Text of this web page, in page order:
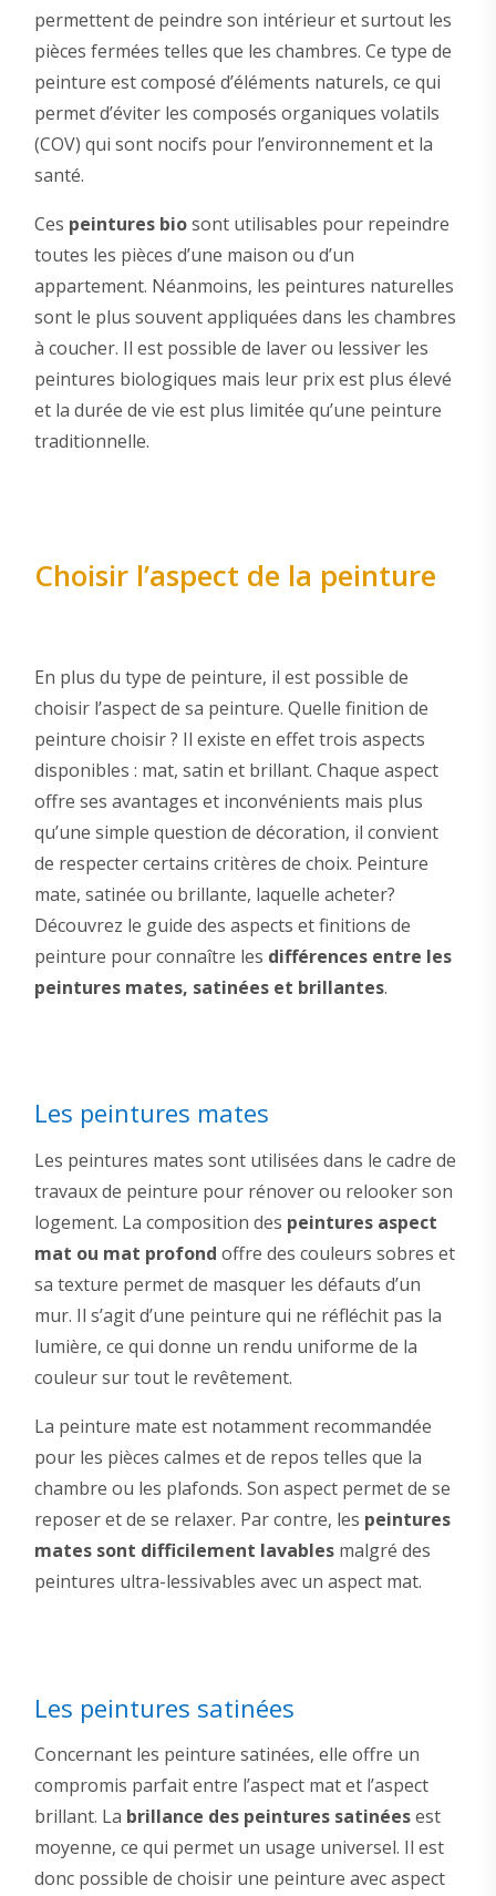
permettent de peindre son intérieur et surtout les
pièces fermées telles que les chambres. Ce type de
peinture est composé d’éléments naturels, ce qui
permet d’éviter les composés organiques volatils
(COV) qui sont nocifs pour l’environnement et la
santé.
Ces peintures biosont utilisables pour repeindre
toutes les pièces d’une maison ou d’un
appartement. Néanmoins, les peintures naturelles
sont le plus souvent appliquées dans les chambres
à coucher. Il est possible de laver ou lessiver les
peintures biologiques mais leur prix est plus élevé
et la durée de vie est plus limitée qu’une peinture
traditionnelle.
Choisir l’aspect de la peinture
En plus du type de peinture, il est possible de
choisir l’aspect de sa peinture. Quelle finition de
peinture choisir ? Il existe en effet trois aspects
disponibles : mat, satin et brillant. Chaque aspect
offre ses avantages et inconvénients mais plus
qu’une simple question de décoration, il convient
de respecter certains critères de choix. Peinture
mate, satinée ou brillante, laquelle acheter?
Découvrez le guide des aspects et finitions de
peinture pour connaître les différences entre les
peintures mates, satinées et brillantes.
Les peintures mates
Les peintures mates sont utilisées dans le cadre de
travaux de peinture pour rénover ou relooker son
logement. La composition des peintures aspect
mat ou mat profond offre des couleurs sobres et
sa texture permet de masquer les défauts d’un
mur. Il s’agit d’une peinture qui ne réfléchit pas la
lumière, ce qui donne un rendu uniforme de la
couleur sur tout le revêtement.
La peinture mate est notamment recommandée
pour les pièces calmes et de repos telles que la
chambre ou les plafonds. Son aspect permet de se
reposer et de se relaxer. Par contre, les peintures
mates sont difficilement lavablesmalgré des
peintures ultra-lessivables avec un aspect mat.
Les peintures satinées
Concernant les peinture satinées, elle offre un
compromis parfait entre l’aspect mat et l’aspect
brillant. La brillance des peintures satinéesest
moyenne, ce qui permet un usage universel. Il est
donc possible de choisir une peinture avec aspect